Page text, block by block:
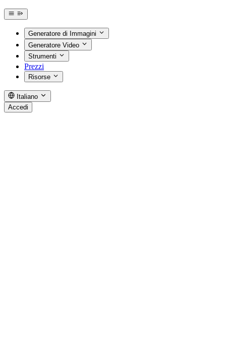
Generatore di Immagini
Generatore Video
Strumenti
Prezzi
Risorse
Italiano
Accedi